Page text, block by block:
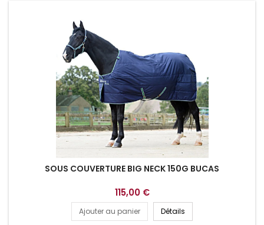
SOUS COUVERTURE BIG NECK 150G BUCAS
115,00 €
Ajouter au panier Détails